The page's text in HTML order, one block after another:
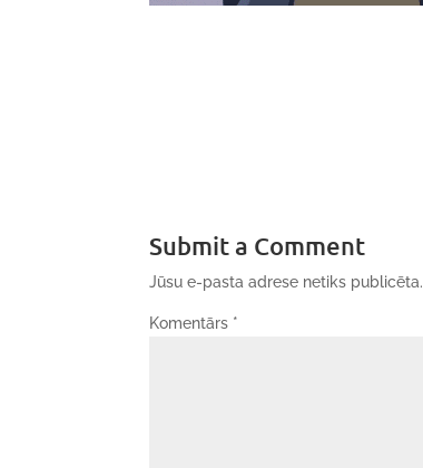
Submit a Comment
Jūsu e-pasta adrese netiks publicēta.
Komentārs *